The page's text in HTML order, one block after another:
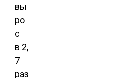
вы
ро
с
в 2,
7
раз